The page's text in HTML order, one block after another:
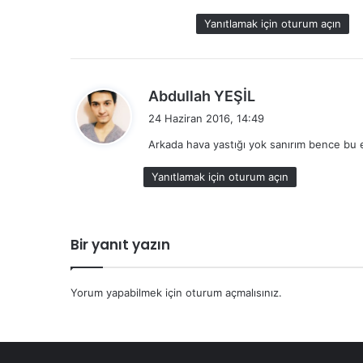
i
:
Yanıtlamak için oturum açın
Abdullah YEŞİL
i
k
i
24 Haziran 2016, 14:49
Arkada hava yastığı yok sanırım bence bu
Yanıtlamak için oturum açın
Bir yanıt yazın
Yorum yapabilmek için oturum açmalısınız.